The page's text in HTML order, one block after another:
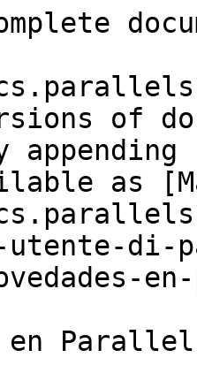
of
as
utente-di-
en